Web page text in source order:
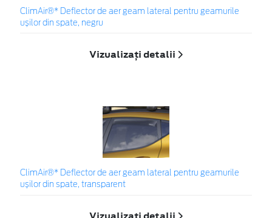
ClimAir®* Deflector de aer geam lateral pentru geamurile
ușilor din spate, negru
Vizualizați detalii
ClimAir®* Deflector de aer geam lateral pentru geamurile
ușilor din spate, transparent